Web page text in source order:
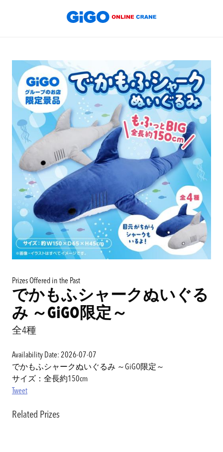
Prizes Offered in the Past
でかもふシャークぬいぐる
み ～GiGO限定～
全4種
Availability Date: 2026-07-07
でかもふシャークぬいぐるみ ～GiGO限定～
サイズ：全長約150cm
Tweet
Related Prizes